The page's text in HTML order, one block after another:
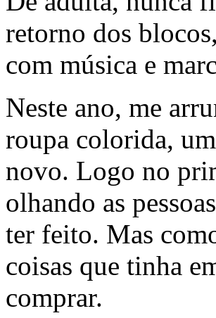
retorno dos
com música e
Neste ano, me
roupa colorida,
novo. Logo no
olhando as
ter feito. Mas
coisas que tinha
comprar.